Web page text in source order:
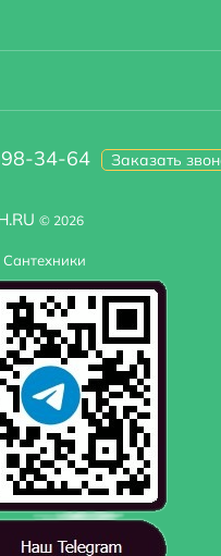
150
и оснащение
душ
есть
есть
© 2026
34-64 Заказать